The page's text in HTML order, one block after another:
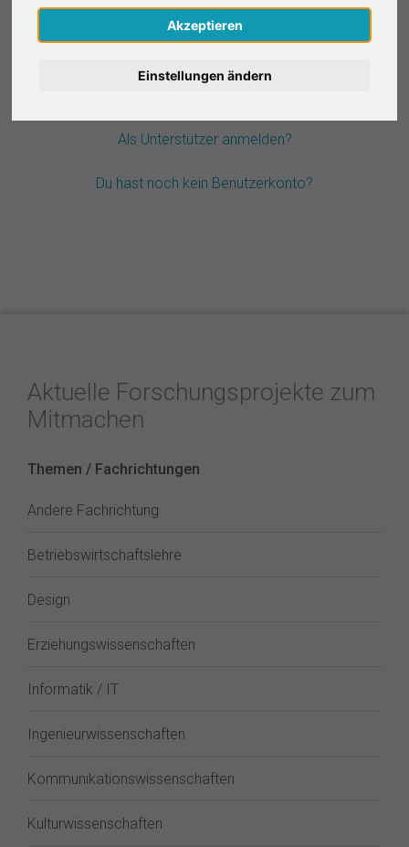
Akzeptieren
Einstellungen ändern
Passwort vergessen?
Als Unterstützer anmelden?
Du hast noch kein Benutzerkonto?
Aktuelle Forschungsprojekte zum
Mitmachen
Themen / Fachrichtungen
Andere Fachrichtung
Betriebswirtschaftslehre
Design
Erziehungswissenschaften
Informatik / IT
Ingenieurwissenschaften
Kommunikationswissenschaften
Kulturwissenschaften
Italiano